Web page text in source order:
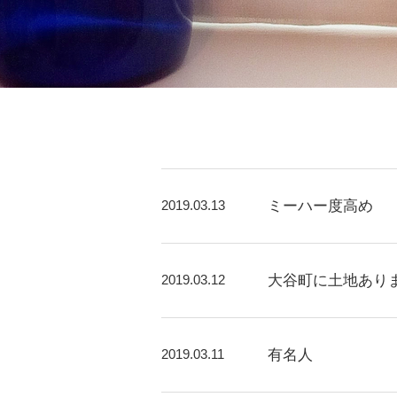
2019.03.13 ミーハー度高め
2019.03.12 大谷町に土地あり
2019.03.11 有名人